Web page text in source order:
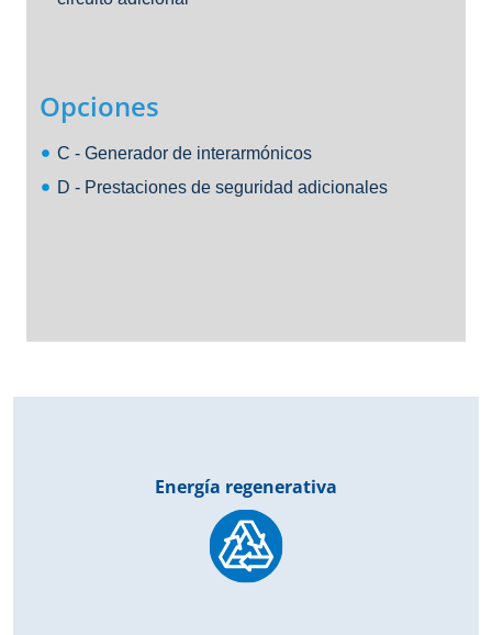
Opciones
C - Generador de interarmónicos
D - Prestaciones de seguridad adicionales
Energía regenerativa